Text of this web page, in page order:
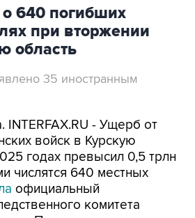
640 погибших
при вторжении
область
35 иностранным
INTERFAX.RU - Ущерб от
войск в Курскую
годах превысил 0,5 трлн
числятся 640 местных
официальный
комитета